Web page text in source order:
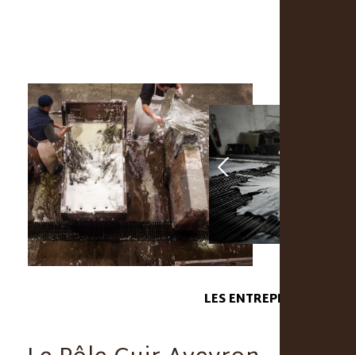
Précédent Suivant
LES ENTREPRISES